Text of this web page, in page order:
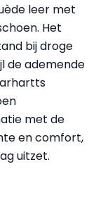
leer met
Het
bij droge
de ademende
met de
en comfort,
uitzet.